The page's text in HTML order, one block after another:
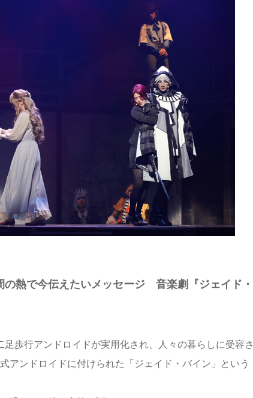
の熱で今伝えたいメッセージ 音楽劇『ジェイド・
歩行アンドロイドが実用化され、人々の暮らしに受容さ
アンドロイドに付けられた「ジェイド・バイン」という